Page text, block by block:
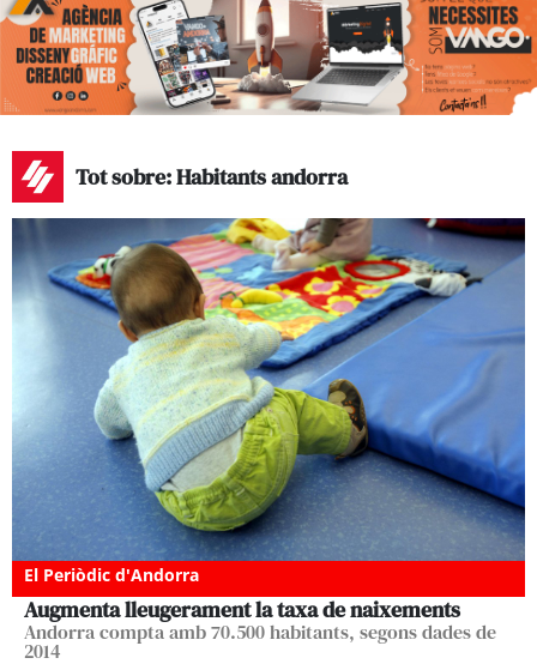
Tot sobre: Habitants andorra
El Periòdic d'Andorra
Augmenta lleugerament la taxa de naixements
Andorra compta amb 70.500 habitants, segons dades de
2014